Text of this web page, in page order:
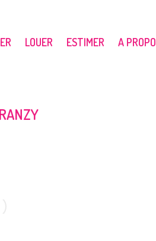
LOUER ESTIMER A